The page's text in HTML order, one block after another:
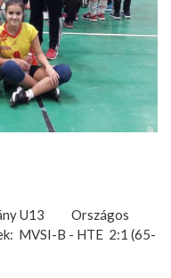
U13 Országos
MVSI-B - HTE 2:1 (65-